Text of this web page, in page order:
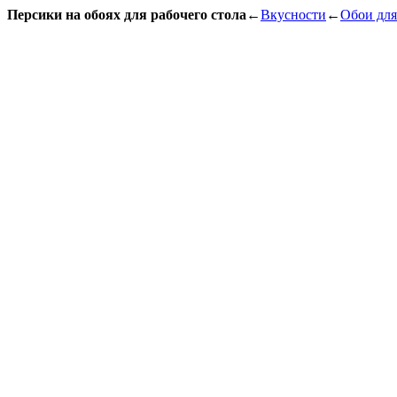
Персики на обоях для рабочего стола ←Вкусности ←Обои для